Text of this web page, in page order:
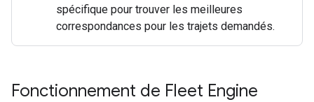
spécifique pour trouver les meilleures
correspondances pour les trajets demandés.
Fonctionnement de Fleet Engine